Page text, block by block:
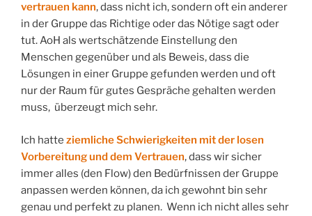
vertrauen kann, dass nicht ich, sondern oft ein anderer
in der Gruppe das Richtige oder das Nötige sagt oder
tut. AoH als wertschätzende Einstellung den
Menschen gegenüber und als Beweis, dass die
Lösungen in einer Gruppe gefunden werden und oft
nur der Raum für gutes Gespräche gehalten werden
muss, überzeugt mich sehr.
Ich hatte ziemliche Schwierigkeiten mit der losen
Vorbereitung und dem Vertrauen, dass wir sicher
immer alles (den Flow) den Bedürfnissen der Gruppe
anpassen werden können, da ich gewohnt bin sehr
genau und perfekt zu planen. Wenn ich nicht alles sehr